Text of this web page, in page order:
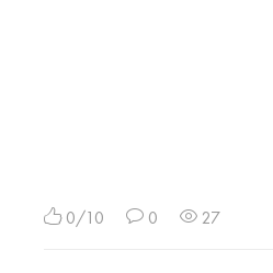
0/10 0 27